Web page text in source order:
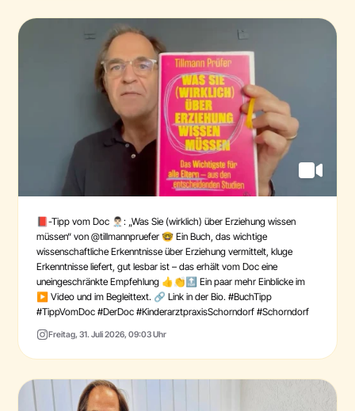
📕-Tipp vom Doc 👨🏻‍⚕️: „Was Sie (wirklich) über Erziehung wissen
müssen“ von @tillmannpruefer 🤓 Ein Buch, das wichtige
wissenschaftliche Erkenntnisse über Erziehung vermittelt, kluge
Erkenntnisse liefert, gut lesbar ist – das erhält vom Doc eine
uneingeschränkte Empfehlung 👍👏🔝 Ein paar mehr Einblicke im
▶️ Video und im Begleittext. 🔗 Link in der Bio. #BuchTipp
#TippVomDoc #DerDoc #KinderarztpraxisSchorndorf #Schorndorf
Freitag, 31. Juli 2026, 09:03 Uhr